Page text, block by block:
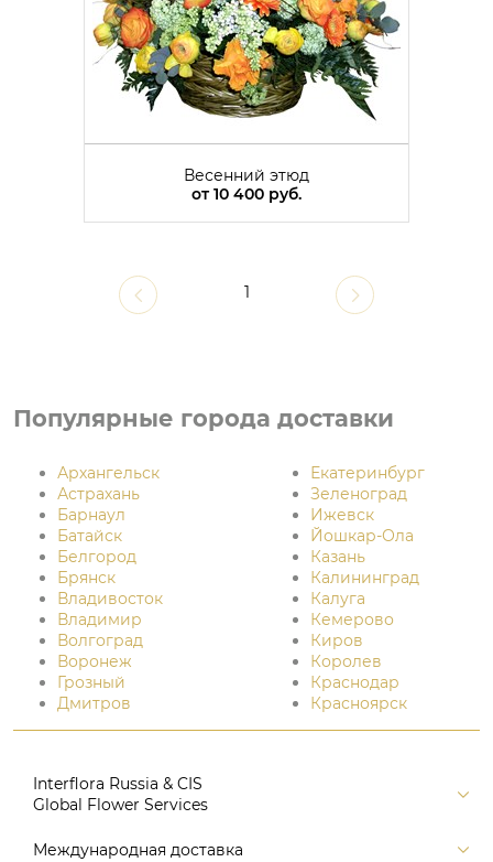
Весенний этюд
от10 400 руб.
1
Популярные города доставки
Архангельск
Астрахань
Барнаул
Батайск
Белгород
Брянск
Владивосток
Владимир
Волгоград
Воронеж
Грозный
Дмитров
Екатеринбург
Зеленоград
Ижевск
Йошкар-Ола
Казань
Калининград
Калуга
Кемерово
Киров
Королев
Краснодар
Красноярск
Interflora Russia & CIS
Global Flower Services
Версия для печати
Международная доставка